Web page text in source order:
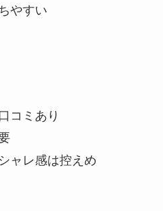
やすい
コミあり
ャレ感は控えめ